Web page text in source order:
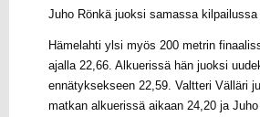
Juho Rönkä juoksi samassa kilpailussa
Hämelahti ylsi myös 200 metrin
ajalla 22,66. Alkuerissä hän juoksi
ennätyksekseen 22,59. Valtteri Välläri
matkan alkuerissä aikaan 24,20 ja